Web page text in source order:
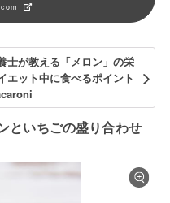
士が教える「メロン」の栄
エット中に食べるポイント
といちごの盛り合わせ